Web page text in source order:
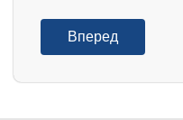
Вперед